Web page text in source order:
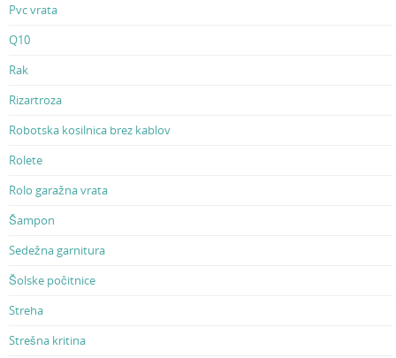
Pvc vrata
Q10
Rak
Rizartroza
Robotska kosilnica brez kablov
Rolete
Rolo garažna vrata
Šampon
Sedežna garnitura
Šolske počitnice
Streha
Strešna kritina